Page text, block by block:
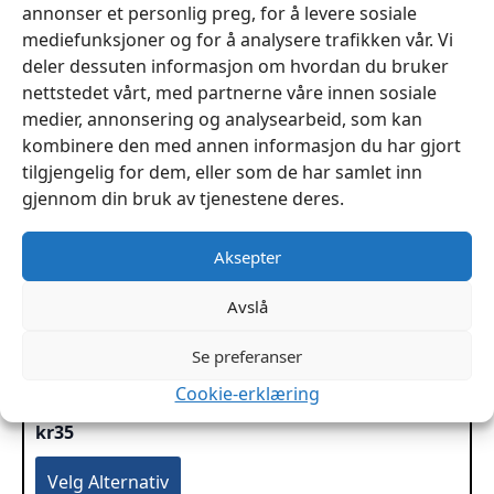
annonser et personlig preg, for å levere sosiale
mediefunksjoner og for å analysere trafikken vår. Vi
deler dessuten informasjon om hvordan du bruker
nettstedet vårt, med partnerne våre innen sosiale
medier, annonsering og analysearbeid, som kan
kombinere den med annen informasjon du har gjort
tilgjengelig for dem, eller som de har samlet inn
gjennom din bruk av tjenestene deres.
Aksepter
Avslå
Se preferanser
Cookie-erklæring
Skyver 9mm YKK Dobbel Glider kalesje glidelås
kr35
Velg Alternativ